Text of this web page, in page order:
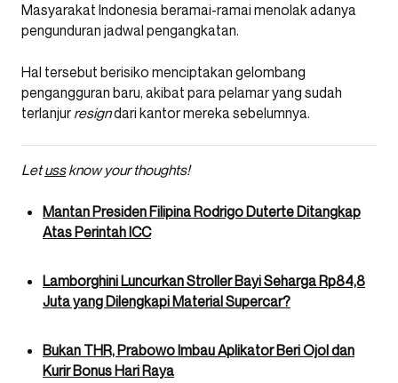
Masyarakat Indonesia beramai-ramai menolak adanya
pengunduran jadwal pengangkatan.
Hal tersebut berisiko menciptakan gelombang
pengangguran baru, akibat para pelamar yang sudah
terlanjur resigndari kantor mereka sebelumnya.
Letussknow your thoughts!
Mantan Presiden Filipina Rodrigo Duterte Ditangkap
Atas Perintah ICC
Lamborghini Luncurkan Stroller Bayi Seharga Rp84,8
Juta yang Dilengkapi Material Supercar?
Bukan THR, Prabowo Imbau Aplikator Beri Ojol dan
Kurir Bonus Hari Raya